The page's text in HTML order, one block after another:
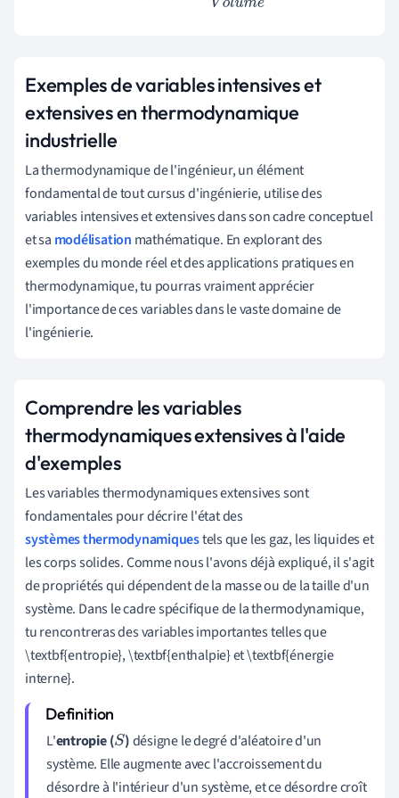
Exemples de variables intensives et
extensives en thermodynamique
industrielle
La thermodynamique de l'ingénieur, un élément
fondamental de tout cursus d'ingénierie, utilise des
variables intensives et extensives dans son cadre conceptuel
et sa modélisation mathématique. En explorant des
exemples du monde réel et des applications pratiques en
thermodynamique, tu pourras vraiment apprécier
l'importance de ces variables dans le vaste domaine de
l'ingénierie.
Comprendre les variables
thermodynamiques extensives à l'aide
d'exemples
Les variables thermodynamiques extensives sont
fondamentales pour décrire l'état des
systèmes thermodynamiquestels que les gaz, les liquides et
les corps solides. Comme nous l'avons déjà expliqué, il s'agit
de propriétés qui dépendent de la masse ou de la taille d'un
système. Dans le cadre spécifique de la thermodynamique,
tu rencontreras des variables importantes telles que
\textbf{entropie}, \textbf{enthalpie} et \textbf{énergie
interne}.
L'entropie (S)désigne le degré d'aléatoire d'un
système. Elle augmente avec l'accroissement du
désordre à l'intérieur d'un système, et ce désordre croît